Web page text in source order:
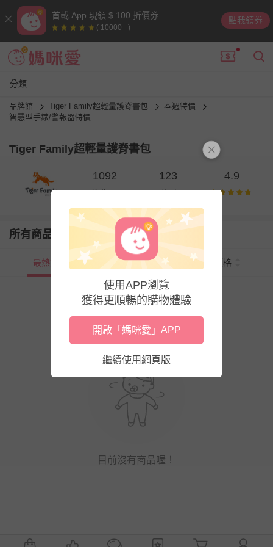
首載 App 現領 $ 100 折價券
( 10000+ )
點我領券
分類
品牌館 Tiger Family超輕量護脊書包
本週特價
智慧型手錶/警報器特價
Tiger Family超輕量護脊書包
1092 123 4.9
所有商品
最熱銷 新上市 價格
目前沒有商品喔！
使用APP瀏覽
獲得更順暢的購物體驗
開啟「媽咪愛」APP
繼續使用網頁版